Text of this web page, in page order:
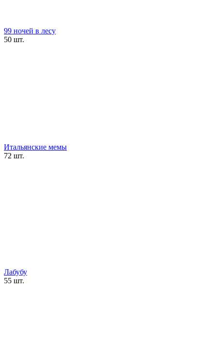
99 ночей в лесу
50 шт.
Итальянские мемы
72 шт.
Лабубу
55 шт.